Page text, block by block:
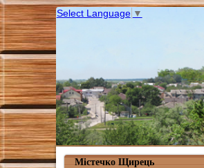
Select Language ▼
Містечко Щирець